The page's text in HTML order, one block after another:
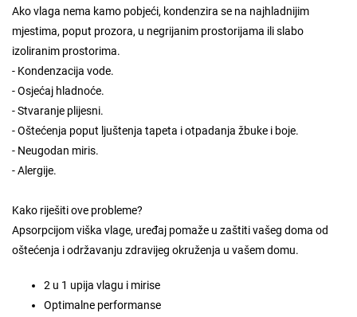
Ako vlaga nema kamo pobjeći, kondenzira se na najhladnijim
mjestima, poput prozora, u negrijanim prostorijama ili slabo
izoliranim prostorima.
- Kondenzacija vode.
- Osjećaj hladnoće.
- Stvaranje plijesni.
- Oštećenja poput ljuštenja tapeta i otpadanja žbuke i boje.
- Neugodan miris.
- Alergije.
Kako riješiti ove probleme?
Apsorpcijom viška vlage, uređaj pomaže u zaštiti vašeg doma od
oštećenja i održavanju zdravijeg okruženja u vašem domu.
2 u 1 upija vlagu i mirise
Optimalne performanse